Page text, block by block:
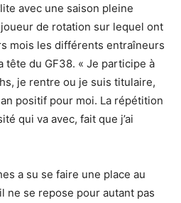
avec une saison pleine
de rotation sur lequel ont
mois les différents entraîneurs
tête du GF38. « Je participe à
je rentre ou je suis titulaire,
positif pour moi. La répétition
qui va avec, fait que j’ai
a su se faire une place au
ne se repose pour autant pas